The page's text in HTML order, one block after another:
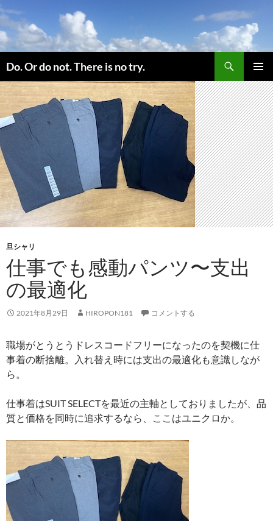
コ
ン
テ
ン
ツ
へ
ス
ッ
Do. Or do not. There is no try.
索
メインメ
ニュー
旦シャリ
仕事でも感動パンツ〜支出
の最適化
2021年8月29日 HIROPON181 コメントする
職場がとうとうドレスコードフリーになったのを契機に仕
事着の断捨離。入れ替え時には支出の最適化も意識しなが
ら。
仕事着はSUIT SELECTを最近の主軸としておりましたが、品
質と価格を同時に追求するなら、ここはユニクロか。